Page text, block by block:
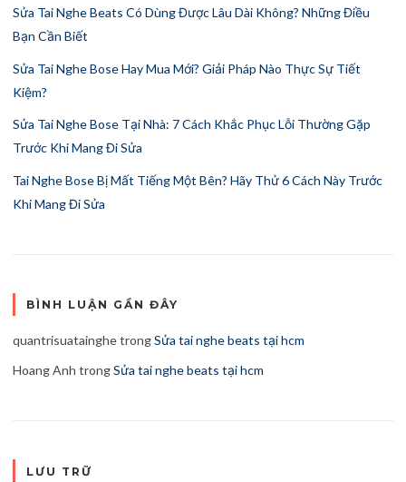
Sửa Tai Nghe Beats Có Dùng Được Lâu Dài Không? Những Điều
Bạn Cần Biết
Sửa Tai Nghe Bose Hay Mua Mới? Giải Pháp Nào Thực Sự Tiết
Kiệm?
Sửa Tai Nghe Bose Tại Nhà: 7 Cách Khắc Phục Lỗi Thường Gặp
Trước Khi Mang Đi Sửa
Tai Nghe Bose Bị Mất Tiếng Một Bên? Hãy Thử 6 Cách Này Trước
Khi Mang Đi Sửa
BÌNH LUẬN GẦN ĐÂY
quantrisuatainghetrongSửa tai nghe beats tại hcm
Hoang Anh trongSửa tai nghe beats tại hcm
LƯU TRỮ